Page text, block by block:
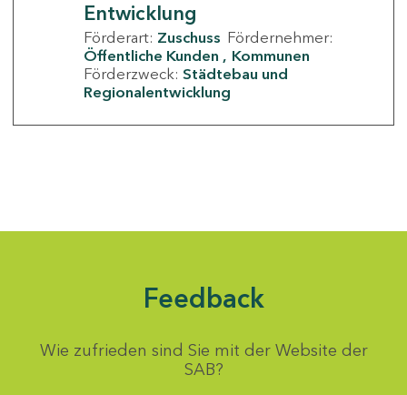
Entwicklung
Förderart: Zuschuss Fördernehmer:
Öffentliche Kunden
Kommunen
Förderzweck: Städtebau und
Regionalentwicklung
Feedback
Wie zufrieden sind Sie mit der Website der
SAB?